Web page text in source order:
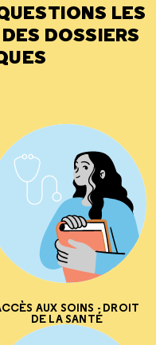
LES
DOSSIERS
AUX SOINS - DROIT
DE LA SANTÉ